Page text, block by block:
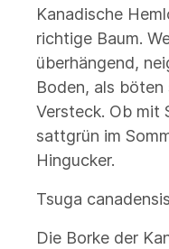
Kanadische
richtige Baum.
überhängend,
Boden, als
Versteck. Ob mit
sattgrün im
Hingucker.
Tsuga canadensis
Die Borke der